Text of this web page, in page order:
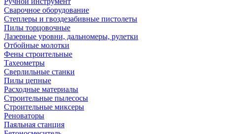
Сварочное оборудование
Степлеры и гвоздезабивные пистолеты
Пилы торцовочные
Лазерные уровни, дальномеры, рулетки
Отбойные молотки
Фены строительные
Тахеометры
Сверлильные станки
Пилы цепные
Расходные материалы
Строительные пылесосы
Строительные миксеры
Реноваторы
Паяльная станция